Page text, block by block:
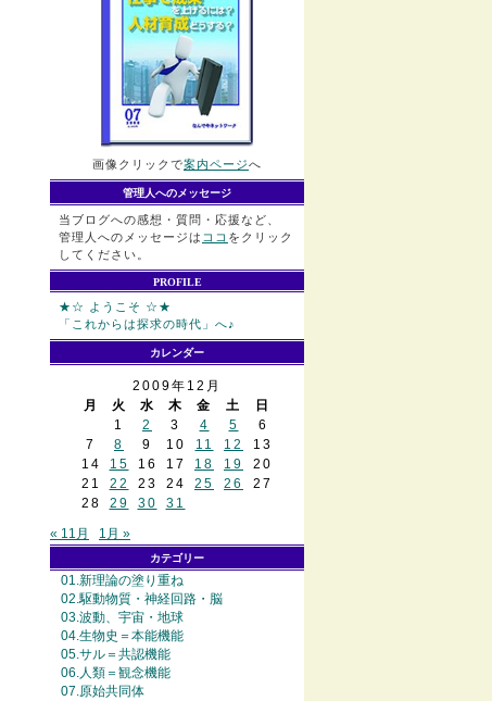
画像クリックで案内ページへ
管理人へのメッセージ
当ブログへの感想・質問・応援など、
管理人へのメッセージは ココ をクリック
してください。
PROFILE
★☆ ようこそ ☆★
「これからは探求の時代」へ♪
カレンダー
2009年12月
月
火 水 木 金 土
日
1
2 3 4 5
6
7
8 9 10 11 12
13
14
15 16 17 18 19
20
21
22 23 24 25 26
27
28
29 30
31
« 11月
1月 »
カテゴリー
01.新理論の塗り重ね
02.駆動物質・神経回路・脳
03.波動、宇宙・地球
04.生物史＝本能機能
05.サル＝共認機能
06.人類＝観念機能
07.原始共同体